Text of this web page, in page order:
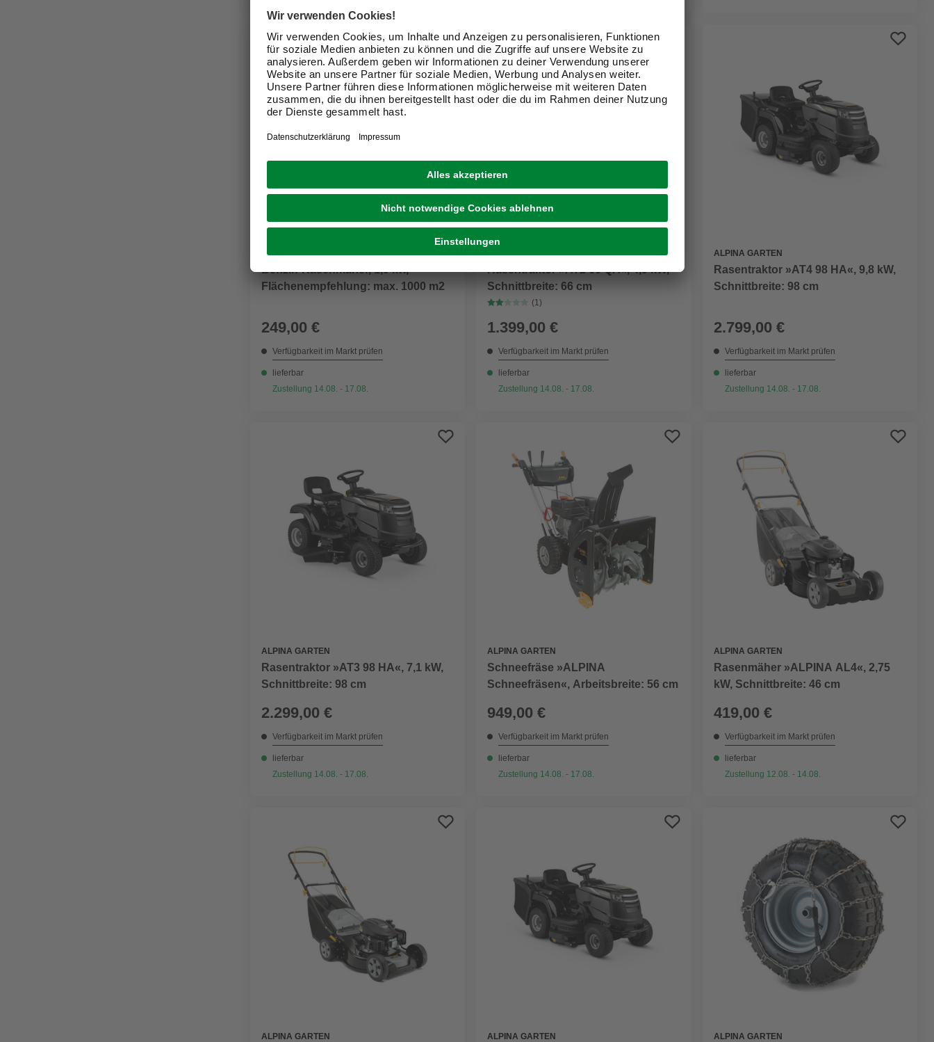
ALPINA GARTEN
Benzin-Rasenmäher, 1,9 kw,
Flächenempfehlung: max. 1000 m2
249,00 €
Verfügbarkeit im Markt prüfen
lieferbar
Zustellung 14.08. - 17.08.
ALPINA GARTEN
Rasentraktor »AT2 66 QA«, 4,9 kW,
Schnittbreite: 66 cm
(1)
1.399,00 €
Verfügbarkeit im Markt prüfen
lieferbar
Zustellung 14.08. - 17.08.
ALPINA GARTEN
Rasentraktor »AT4 98 HA«, 9,8 kW,
Schnittbreite: 98 cm
2.799,00 €
Verfügbarkeit im Markt prüfen
lieferbar
Zustellung 14.08. - 17.08.
ALPINA GARTEN
Rasentraktor »AT3 98 HA«, 7,1 kW,
Schnittbreite: 98 cm
2.299,00 €
Verfügbarkeit im Markt prüfen
lieferbar
Zustellung 14.08. - 17.08.
ALPINA GARTEN
Schneefräse »ALPINA
Schneefräsen«, Arbeitsbreite: 56 cm
949,00 €
Verfügbarkeit im Markt prüfen
lieferbar
Zustellung 14.08. - 17.08.
ALPINA GARTEN
Rasenmäher »ALPINA AL4«, 2,75
kW, Schnittbreite: 46 cm
419,00 €
Verfügbarkeit im Markt prüfen
lieferbar
Zustellung 12.08. - 14.08.
ALPINA GARTEN ALPINA GARTEN ALPINA GARTEN